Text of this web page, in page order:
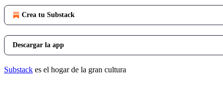
Crea tu Substack
Descargar la app
Substack es el hogar de la gran cultura